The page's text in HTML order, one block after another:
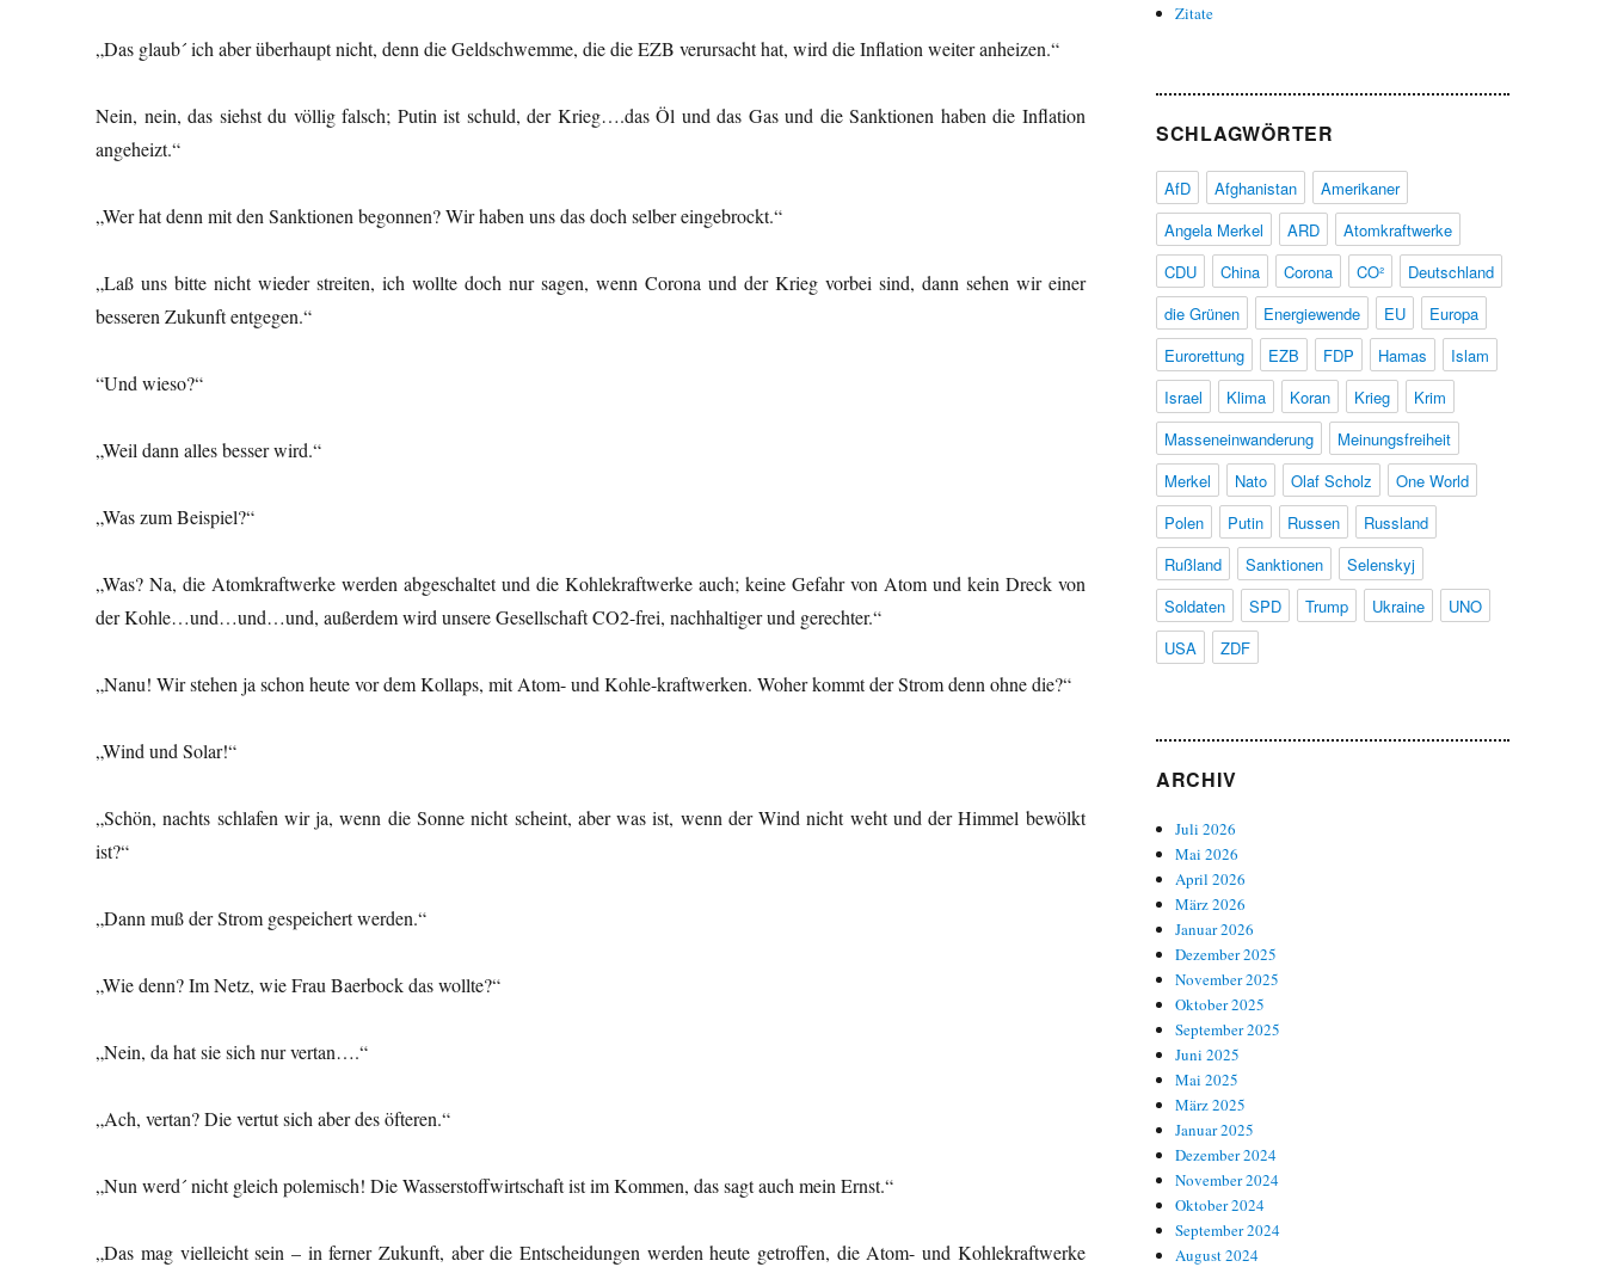
„Das glaub´ ich aber überhaupt nicht, denn die Geldschwemme, die die EZB verursacht hat, wird die Inflation weiter anheizen.“
Nein, nein, das siehst du völlig falsch; Putin ist schuld, der Krieg….das Öl und das Gas und die Sanktionen haben die Inflation
angeheizt.“
„Wer hat denn mit den Sanktionen begonnen? Wir haben uns das doch selber eingebrockt.“
„Laß uns bitte nicht wieder streiten, ich wollte doch nur sagen, wenn Corona und der Krieg vorbei sind, dann sehen wir einer
besseren Zukunft entgegen.“
“Und wieso?“
„Weil dann alles besser wird.“
„Was zum Beispiel?“
„Was? Na, die Atomkraftwerke werden abgeschaltet und die Kohlekraftwerke auch; keine Gefahr von Atom und kein Dreck von
der Kohle…und…und…und, außerdem wird unsere Gesellschaft CO2-frei, nachhaltiger und gerechter.“
„Nanu! Wir stehen ja schon heute vor dem Kollaps, mit Atom- und Kohle-kraftwerken. Woher kommt der Strom denn ohne die?“
„Wind und Solar!“
„Schön, nachts schlafen wir ja, wenn die Sonne nicht scheint, aber was ist, wenn der Wind nicht weht und der Himmel bewölkt
ist?“
„Dann muß der Strom gespeichert werden.“
„Wie denn? Im Netz, wie Frau Baerbock das wollte?“
„Nein, da hat sie sich nur vertan….“
„Ach, vertan? Die vertut sich aber des öfteren.“
„Nun werd´ nicht gleich polemisch! Die Wasserstoffwirtschaft ist im Kommen, das sagt auch mein Ernst.“
„Das mag vielleicht sein – in ferner Zukunft, aber die Entscheidungen werden heute getroffen, die Atom- und Kohlekraftwerke
Zitate
SCHLAGWÖRTER
AfD Afghanistan
Amerikaner
Angela Merkel
ARD
Atomkraftwerke
CDU
China Corona CO²
Deutschland
die Grünen
Energiewende EU
Europa
Eurorettung
EZB FDP Hamas
Islam
Israel
Klima Koran Krieg
Krim
Masseneinwanderung
Meinungsfreiheit
Merkel
Nato Olaf Scholz
One World
Polen
Putin Russen
Russland
Rußland
Sanktionen
Selenskyj
Soldaten
SPD Trump Ukraine
UNO
USA
ZDF
ARCHIV
Juli 2026
Mai 2026
April 2026
März 2026
Januar 2026
Dezember 2025
November 2025
Oktober 2025
September 2025
Juni 2025
Mai 2025
März 2025
Januar 2025
Dezember 2024
November 2024
Oktober 2024
September 2024
August 2024